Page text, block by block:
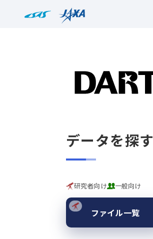
データを探す
研究者向け 一般向け
ファイル一覧